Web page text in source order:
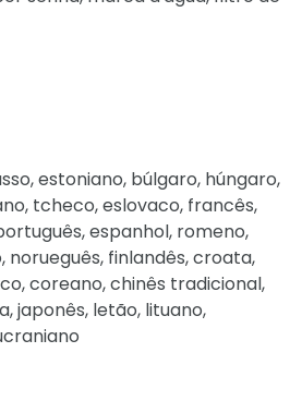
estoniano, búlgaro, húngaro,
tcheco, eslovaco, francês,
espanhol, romeno,
norueguês, finlandês, croata,
coreano, chinês tradicional,
japonês, letão, lituano,